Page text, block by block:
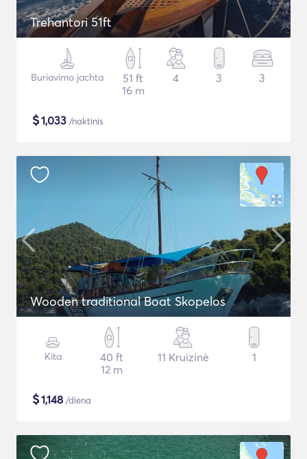
Trehantori 51ft
Buriavimo jachta
51 ft
16 m
4 3 3
$1,033 /naktinis
Wooden traditional Boat Skopelos
Kita
40 ft
12 m
11 Kruizinė 1
$1,148 /diena